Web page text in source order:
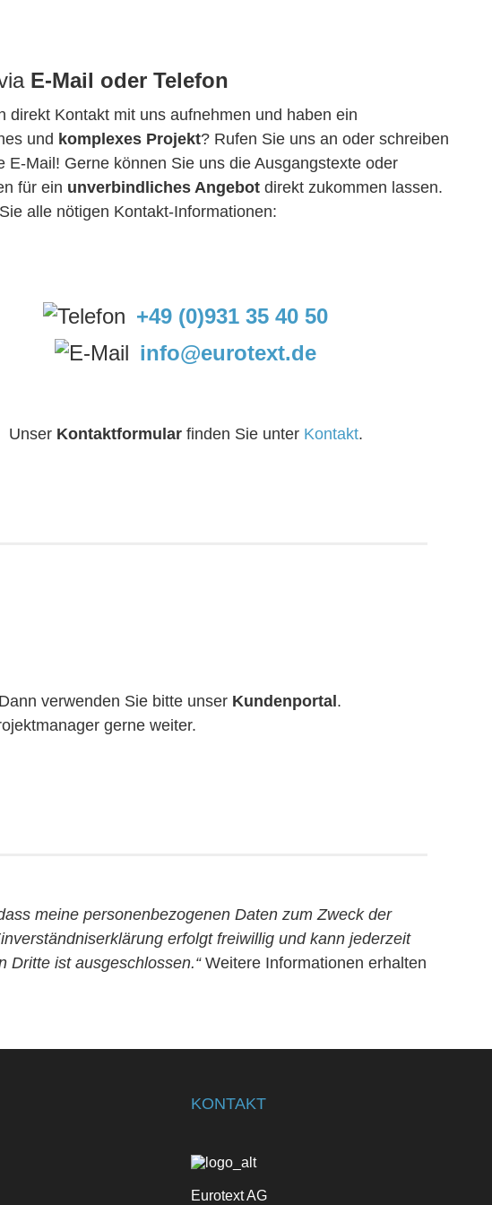
E-Mail oder Telefon
direkt Kontakt mit uns aufnehmen und haben ein
und komplexes Projekt? Rufen Sie uns an oder schreiben
E-Mail! Gerne können Sie uns die Ausgangstexte oder
für ein unverbindliches Angebot direkt zukommen lassen.
alle nötigen Kontakt-Informationen:
+49 (0)931 35 40 50
info@eurotext.de
Unser Kontaktformularfinden Sie unter Kontakt.
verwenden Sie bitte unser Kundenportal .
gerne weiter.
meine personenbezogenen Daten zum Zweck der
erfolgt freiwillig und kann jederzeit
Dritte ist ausgeschlossen.“Weitere Informationen erhalten
KONTAKT
Eurotext AG